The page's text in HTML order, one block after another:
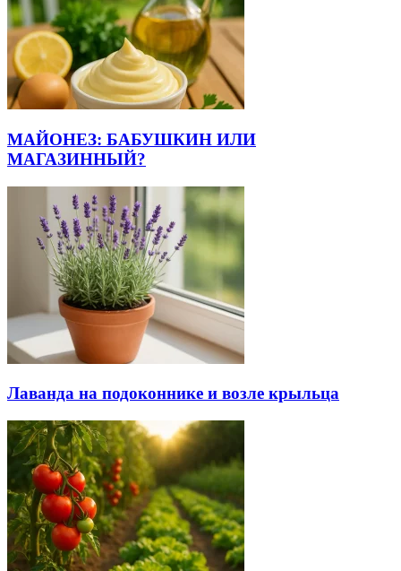
МАЙОНЕЗ: БАБУШКИН ИЛИ
МАГАЗИННЫЙ?
Лаванда на подоконнике и возле крыльца